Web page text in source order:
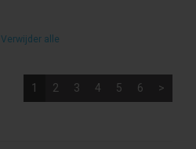
Verwijder alle
1 2 3 4 5 6 >